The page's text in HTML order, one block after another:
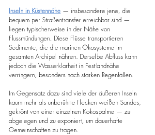
Inseln in Küstennähe — insbesondere jene, die
bequem per Straßentransfer erreichbar sind —
liegen typischerweise in der Nähe von
Flussmündungen. Diese Flüsse transportieren
Sedimente, die die marinen Ökosysteme im
gesamten Archipel nähren. Derselbe Abfluss kann
jedoch die Wasserklarheit in Festlandnähe
verringern, besonders nach starken Regenfällen.
Im Gegensatz dazu sind viele der äußeren Inseln
kaum mehr als unberührte Flecken weißen Sandes,
gekrönt von einer einzelnen Kokospalme — zu
abgelegen und zu exponiert, um dauerhafte
Gemeinschaften zu tragen.